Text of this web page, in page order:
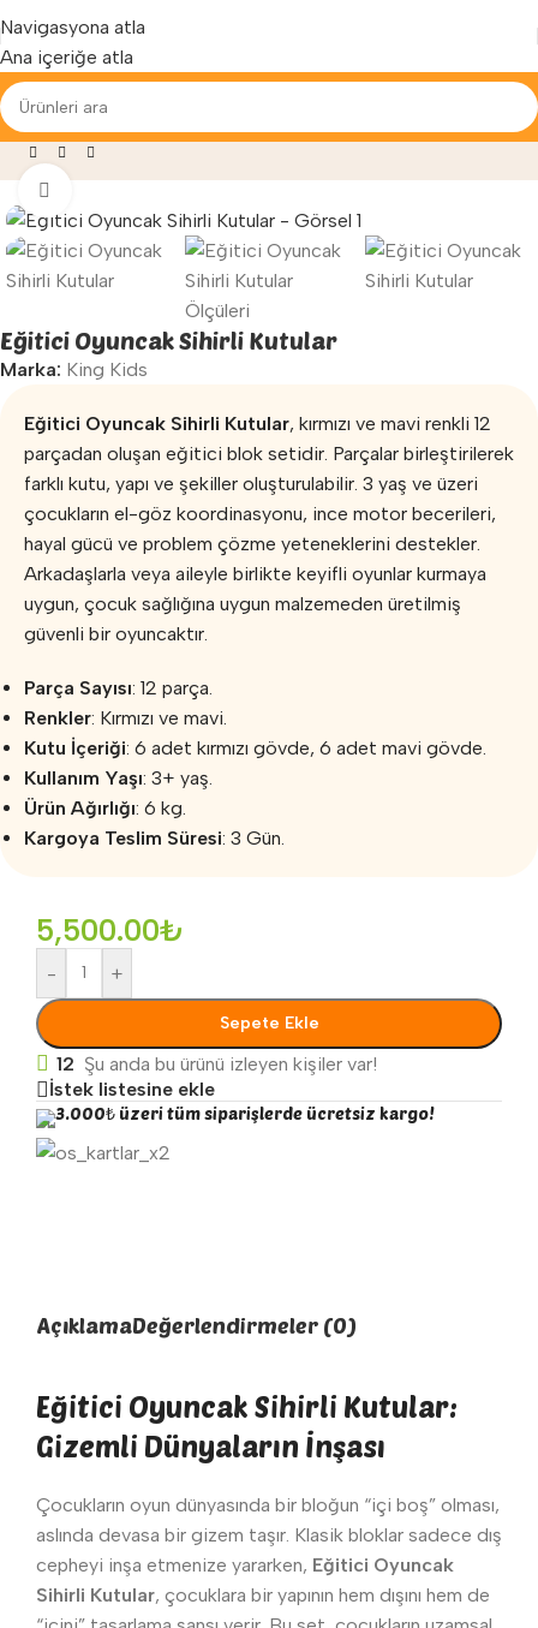
Navigasyona atla
Ana içeriğe atla
Yenilenen arayüzümüz ile hizmetinizdeyiz...
» Anaokulu Malzemeleri
Eğitici Oyuncak Sihirli Kutular
Marka: King Kids
Eğitici Oyuncak Sihirli Kutular, kırmızı ve mavi renkli 12
parçadan oluşan eğitici blok setidir. Parçalar birleştirilerek
farklı kutu, yapı ve şekiller oluşturulabilir. 3 yaş ve üzeri
çocukların el-göz koordinasyonu, ince motor becerileri,
hayal gücü ve problem çözme yeteneklerini destekler.
Arkadaşlarla veya aileyle birlikte keyifli oyunlar kurmaya
uygun, çocuk sağlığına uygun malzemeden üretilmiş
güvenli bir oyuncaktır.
Parça Sayısı: 12 parça.
Renkler: Kırmızı ve mavi.
Kutu İçeriği: 6 adet kırmızı gövde, 6 adet mavi gövde.
Kullanım Yaşı: 3+ yaş.
Ürün Ağırlığı: 6 kg.
Kargoya Teslim Süresi: 3 Gün.
5,500.00₺
- +
Sepete Ekle
12 Şu anda bu ürünü izleyen kişiler var!
İstek listesine ekle
3.000₺ üzeri tüm siparişlerde ücretsiz kargo!
AçıklamaDeğerlendirmeler (0)
Eğitici Oyuncak Sihirli Kutular:
Gizemli Dünyaların İnşası
Çocukların oyun dünyasında bir bloğun “içi boş” olması,
aslında devasa bir gizem taşır. Klasik bloklar sadece dış
cepheyi inşa etmenize yararken, Eğitici Oyuncak
Sihirli Kutular, çocuklara bir yapının hem dışını hem de